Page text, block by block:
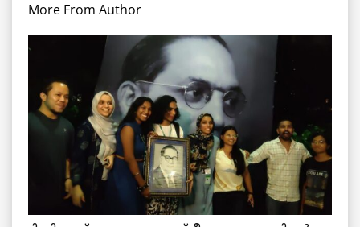
More From Author